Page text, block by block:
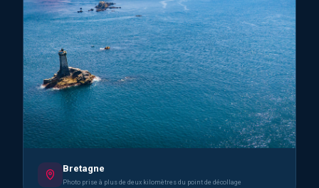
Bretagne
Photo prise à plus de deux kilomètres du point de décollage